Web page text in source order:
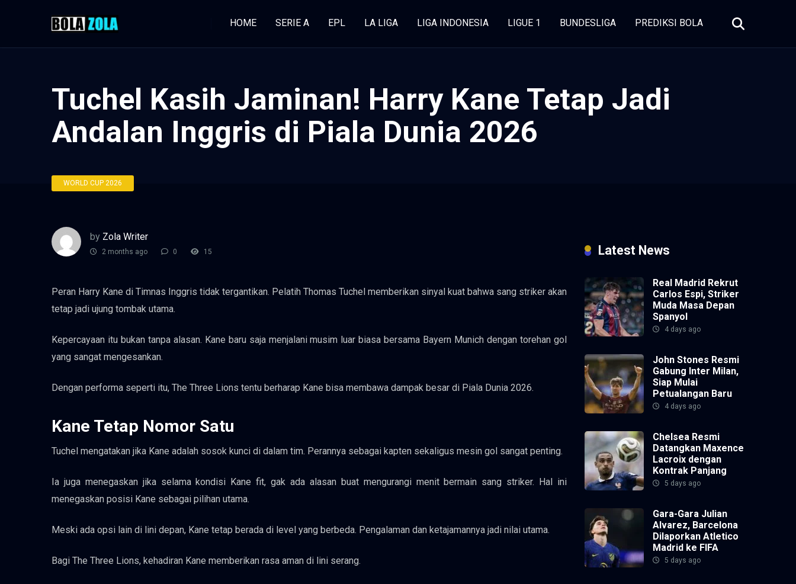
HOME SERIE A EPL LA LIGA LIGA INDONESIA LIGUE 1 BUNDESLIGA PREDIKSI BOLA
Tuchel Kasih Jaminan! Harry Kane Tetap Jadi
Andalan Inggris di Piala Dunia 2026
WORLD CUP 2026
by Zola Writer
2 months ago 0 15
Peran Harry Kane di Timnas Inggris tidak tergantikan. Pelatih Thomas Tuchel memberikan sinyal kuat bahwa sang striker akan
tetap jadi ujung tombak utama.
Kepercayaan itu bukan tanpa alasan. Kane baru saja menjalani musim luar biasa bersama Bayern Munich dengan torehan gol
yang sangat mengesankan.
Dengan performa seperti itu, The Three Lions tentu berharap Kane bisa membawa dampak besar di Piala Dunia 2026.
Kane Tetap Nomor Satu
Tuchel mengatakan jika Kane adalah sosok kunci di dalam tim. Perannya sebagai kapten sekaligus mesin gol sangat penting.
Ia juga menegaskan jika selama kondisi Kane fit, gak ada alasan buat mengurangi menit bermain sang striker. Hal ini
menegaskan posisi Kane sebagai pilihan utama.
Meski ada opsi lain di lini depan, Kane tetap berada di level yang berbeda. Pengalaman dan ketajamannya jadi nilai utama.
Bagi The Three Lions, kehadiran Kane memberikan rasa aman di lini serang.
Latest News
Real Madrid Rekrut
Carlos Espi, Striker
Muda Masa Depan
Spanyol
4 days ago
John Stones Resmi
Gabung Inter Milan,
Siap Mulai
Petualangan Baru
4 days ago
Chelsea Resmi
Datangkan Maxence
Lacroix dengan
Kontrak Panjang
5 days ago
Gara-Gara Julian
Alvarez, Barcelona
Dilaporkan Atletico
Madrid ke FIFA
5 days ago